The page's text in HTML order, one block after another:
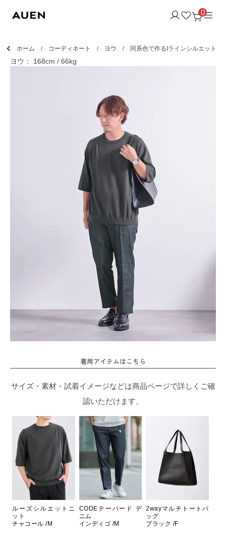
0
ホーム コーディネート ヨウ 同系色で作るIラインシルエット
ヨウ： 168cm / 66kg
着用アイテムはこちら
サイズ・素材・試着イメージなどは商品ページで詳しくご確
認いただけます。
ルーズシルエットニ
ット
チャコール /M
CODEテーパード デ
ニム
インディゴ /M
2wayマルチトートバ
ッグ
ブラック /F